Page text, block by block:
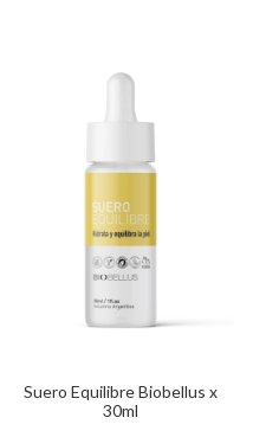
Suero Equilibre Biobellus x
30ml